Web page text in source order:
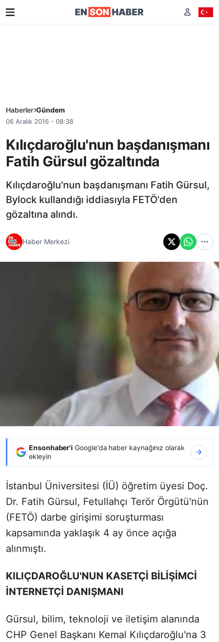
Haberler Gündem
06 Aralık 2016 - 08:38
Kılıçdaroğlu'nun başdanışmanı
Fatih Gürsul gözaltında
Kılıçdaroğlu'nun başdanışmanı Fatih Gürsul,
Bylock kullandığı iddiasıyla FETÖ'den
gözaltına alındı.
Haber Merkezi
Ensonhaber'i Google'da haber kaynağınız olarak
ekleyin
İstanbul Üniversitesi (İÜ) öğretim üyesi Doç.
Dr. Fatih Gürsul, Fetullahçı Terör Örgütü'nün
(FETÖ) darbe girişimi soruşturması
kapsamında yaklaşık 4 ay önce açığa
alınmıştı.
KILIÇDAROĞLU'NUN KASETÇİ BİLİŞİMCİ
İNTERNETÇİ DANIŞMANI
Gürsul, bilim, teknoloji ve iletişim alanında
CHP Genel Başkanı Kemal Kılıçdaroğlu'na 3